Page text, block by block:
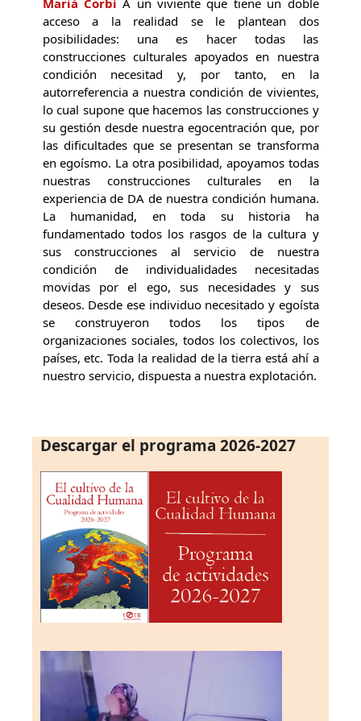
Marià Corbí A un viviente que tiene un doble
acceso a la realidad se le plantean dos
posibilidades: una es hacer todas las
construcciones culturales apoyados en nuestra
condición necesitad y, por tanto, en la
autorreferencia a nuestra condición de vivientes,
lo cual supone que hacemos las construcciones y
su gestión desde nuestra egocentración que, por
las dificultades que se presentan se transforma
en egoísmo. La otra posibilidad, apoyamos todas
nuestras construcciones culturales en la
experiencia de DA de nuestra condición humana.
La humanidad, en toda su historia ha
fundamentado todos los rasgos de la cultura y
sus construcciones al servicio de nuestra
condición de individualidades necesitadas
movidas por el ego, sus necesidades y sus
deseos. Desde ese individuo necesitado y egoísta
se construyeron todos los tipos de
organizaciones sociales, todos los colectivos, los
países, etc. Toda la realidad de la tierra está ahí a
nuestro servicio, dispuesta a nuestra explotación.
Descargar el programa 2026-2027